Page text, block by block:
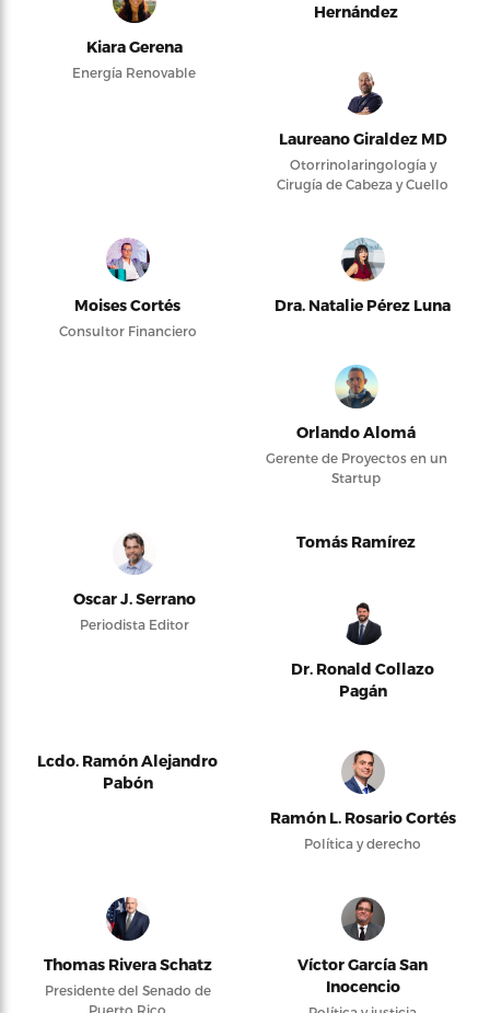
Kiara Gerena
Energía Renovable
Hernández
Laureano Giraldez MD
Otorrinolaringología y
Cirugía de Cabeza y Cuello
Moises Cortés
Consultor Financiero
Dra. Natalie Pérez Luna
Orlando Alomá
Gerente de Proyectos en un
Startup
Oscar J. Serrano
Periodista Editor
Tomás Ramírez
Dr. Ronald Collazo
Pagán
Lcdo. Ramón Alejandro
Pabón
Ramón L. Rosario Cortés
Política y derecho
Thomas Rivera Schatz
Presidente del Senado de
Puerto Rico
Víctor García San
Inocencio